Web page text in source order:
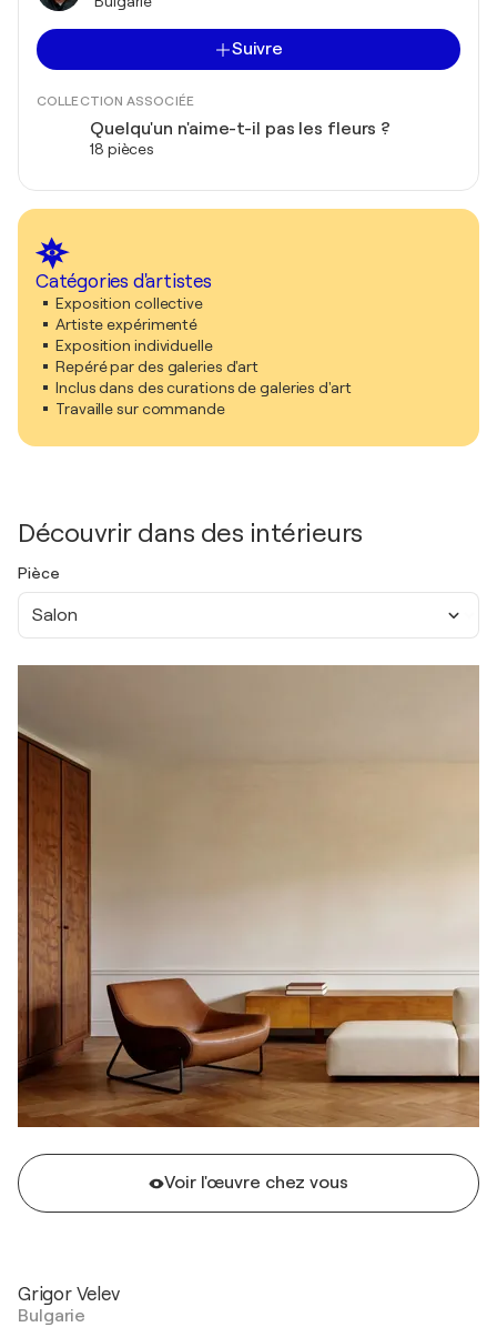
Suivre
COLLECTION ASSOCIÉE
Quelqu'un n'aime-t-il pas les fleurs ?
18 pièces
Catégories d'artistes
Exposition collective
Artiste expérimenté
Exposition individuelle
Repéré par des galeries d'art
Inclus dans des curations de galeries d'art
Travaille sur commande
Découvrir dans des intérieurs
Pièce
Salon
Voir l'œuvre chez vous
Grigor Velev
Bulgarie